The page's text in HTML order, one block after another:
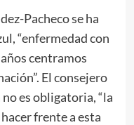
Pacheco se ha
“enfermedad con
centramos
El consejero
es obligatoria, “la
frente a esta